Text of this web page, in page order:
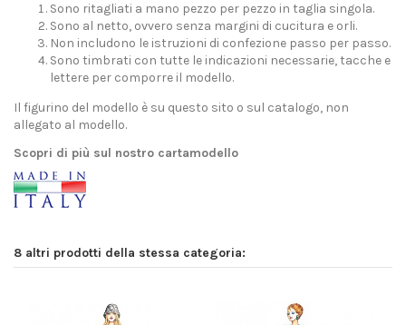
Sono ritagliati a mano pezzo per pezzo in taglia singola.
Sono al netto, ovvero senza margini di cucitura e orli.
Non includono le istruzioni di confezione passo per passo.
Sono timbrati con tutte le indicazioni necessarie, tacche e
lettere per comporre il modello.
Il figurino del modello è su questo sito o sul catalogo, non
allegato al modello.
Scopri di più sul nostro cartamodello
8 altri prodotti della stessa categoria: